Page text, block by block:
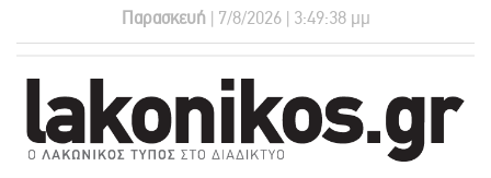
Παρασκευή | 7/8/2026 | 3:49:39 μμ